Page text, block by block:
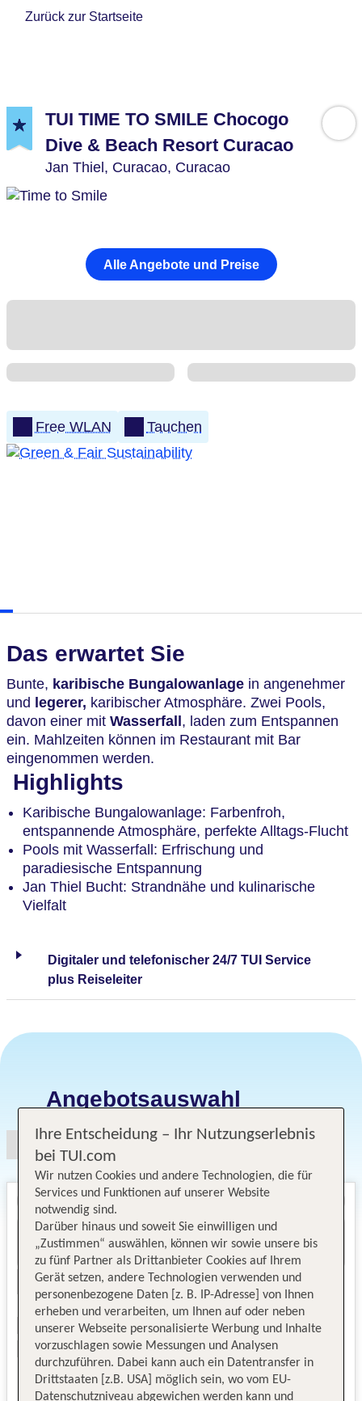
Zurück zur Startseite
TUI TIME TO SMILE Chocogo
Dive & Beach Resort Curacao
Jan Thiel, Curacao, Curacao
Alle Angebote und Preise
Free WLAN Tauchen
Das erwartet Sie
Bunte, karibische Bungalowanlage in angenehmer
und legerer, karibischer Atmosphäre. Zwei Pools,
davon einer mit Wasserfall , laden zum Entspannen
ein. Mahlzeiten können im Restaurant mit Bar
eingenommen werden.
Highlights
Karibische Bungalowanlage: Farbenfroh,
entspannende Atmosphäre, perfekte Alltags-Flucht
Pools mit Wasserfall: Erfrischung und
paradiesische Entspannung
Jan Thiel Bucht: Strandnähe und kulinarische
Vielfalt
Digitaler und telefonischer 24/7 TUI Service
plus Reiseleiter
Angebotsauswahl
Ihre Entscheidung – Ihr Nutzungserlebnis
bei TUI.com
Wir nutzen Cookies und andere Technologien, die für
Services und Funktionen auf unserer Website
notwendig sind.
Darüber hinaus und soweit Sie einwilligen und
„Zustimmen“ auswählen, können wir sowie unsere bis
zu fünf Partner als Drittanbieter Cookies auf Ihrem
Gerät setzen, andere Technologien verwenden und
personenbezogene Daten [z. B. IP-Adresse] von Ihnen
erheben und verarbeiten, um Ihnen auf oder neben
unserer Webseite personalisierte Werbung und Inhalte
vorzuschlagen sowie Messungen und Analysen
durchzuführen. Dabei kann auch ein Datentransfer in
Drittstaaten [z.B. USA] möglich sein, wo vom EU-
Datenschutzniveau abgewichen werden kann und